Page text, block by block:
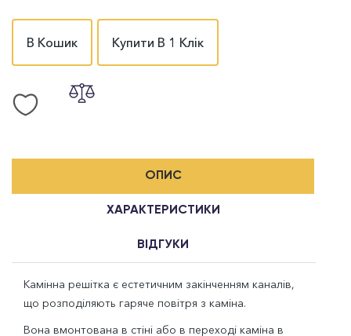
В Кошик Купити В 1 Клік
ОПИС
ХАРАКТЕРИСТИКИ
ВІДГУКИ
Камінна решітка є естетичним закінченням каналів,
що розподіляють гаряче повітря з каміна.
Вона вмонтована в стіні або в переході каміна в